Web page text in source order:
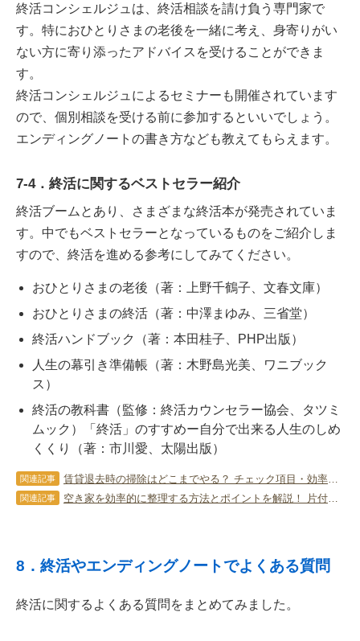
終活コンシェルジュは、終活相談を請け負う専門家で
す。特におひとりさまの老後を一緒に考え、身寄りがい
ない方に寄り添ったアドバイスを受けることができま
す。
終活コンシェルジュによるセミナーも開催されています
ので、個別相談を受ける前に参加するといいでしょう。
エンディングノートの書き方なども教えてもらえます。
7-4．終活に関するベストセラー紹介
終活ブームとあり、さまざまな終活本が発売されていま
す。中でもベストセラーとなっているものをご紹介しま
すので、終活を進める参考にしてみてください。
おひとりさまの老後（著：上野千鶴子、文春文庫）
おひとりさまの終活（著：中澤まゆみ、三省堂）
終活ハンドブック（著：本田桂子、PHP出版）
人生の幕引き準備帳（著：木野島光美、ワニブック
ス）
終活の教科書（監修：終活カウンセラー協会、タツミ
ムック）「終活」のすすめー自分で出来る人生のしめ
くくり（著：市川愛、太陽出版）
関連記事 賃貸退去時の掃除はどこまでやる？ チェック項目・効率アップのコツ！
関連記事 空き家を効率的に整理する方法とポイントを解説！ 片付けサービスを利用しよう
8．終活やエンディングノートでよくある質問
終活に関するよくある質問をまとめてみました。